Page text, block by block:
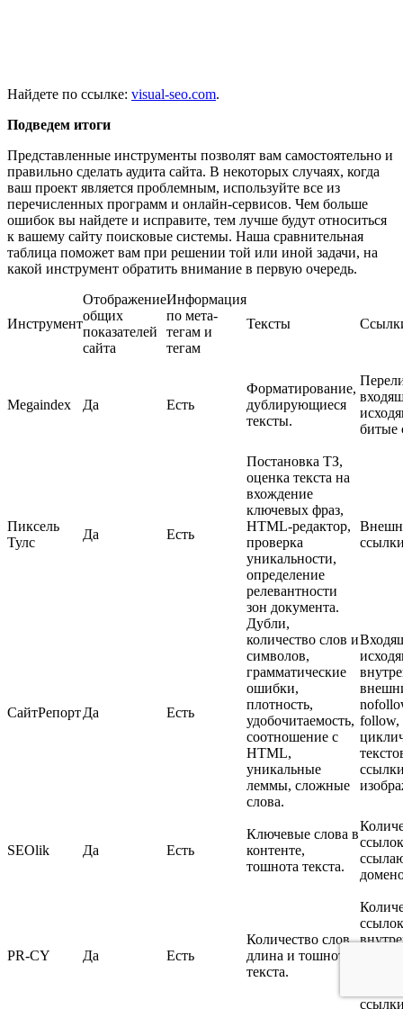
Найдете по ссылке: visual-seo.com.
Подведем итоги
Представленные инструменты позволят вам самостоятельно и
правильно сделать аудита сайта. В некоторых случаях, когда
ваш проект является проблемным, используйте все из
перечисленных программ и онлайн-сервисов. Чем больше
ошибок вы найдете и исправите, тем лучше будут относиться
к вашему сайту поисковые системы. Наша сравнительная
таблица поможет вам при решении той или иной задачи, на
какой инструмент обратить внимание в первую очередь.
Инструмент
Отображение
общих
показателей
сайта
Информация
по мета-
тегам и
тегам
Тексты
Megaindex Да Есть
Форматирование,
дублирующиеся
тексты.
битые
Пиксель
Тулс
Да Есть
Постановка ТЗ,
оценка текста на
вхождение
ключевых фраз,
HTML-редактор,
проверка
уникальности,
определение
релевантности
зон документа.
СайтРепортДа Есть
Дубли,
количество слов и
символов,
грамматические
ошибки,
плотность,
удобочитаемость,
соотношение с
HTML,
уникальные
леммы, сложные
слова.
follow,
SEOlik Да Есть
Ключевые слова в
контенте,
тошнота текста.
PR-CY Да Есть
Количество слов,
длина и тошнота
текста.